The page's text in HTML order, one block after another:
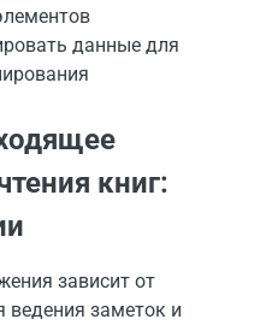
данные для
книг:
зависит от
ведения заметок и